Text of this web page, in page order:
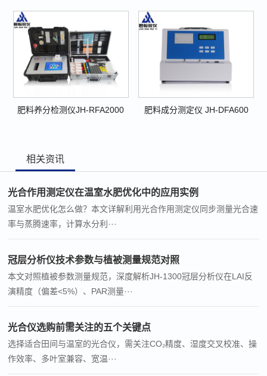
肥料养分检测仪JH-RFA2000 肥料成分测定仪 JH-DFA600
相关资讯
光合作用测定仪在温室水肥优化中的应用实例
温室水肥优化怎么做？本文详解利用光合作用测定仪同步测量光合速
率与蒸腾速率，计算水分利···
冠层分析仪技术参数与植被测量规范对照
本文对照植被参数测量规范，深度解析JH-1300冠层分析仪在LAI反
演精度（偏差<5%）、PAR测量···
光合仪选购前需关注的五个关键点
选择适合田间与温室的光合仪，需关注CO₂精度、湿度交叉校准、操
作效率、多叶室兼容、宽温···